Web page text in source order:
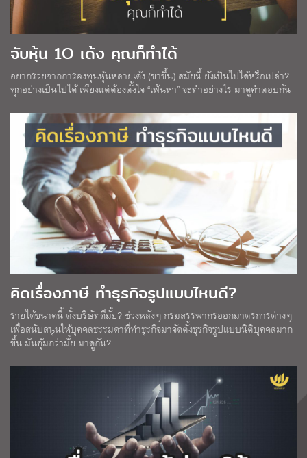
จับหุ้น 1O เด้ง คุณก็ทำได้
อยากรวยจากการลงทุนหุ้นหลายเด้ง (ขาขึ้น) สมัยนี้ ยังเป็นไปได้หรือเปล่า?
ทุกอย่างเป็นไปได้ เพียงแต่ต้องตั้งใจ “เฟ้นหา” จะทำอย่างไร มาดูคำตอบกัน
คิดเรื่องภาษี ทำธุรกิจรูปแบบไหนดี?
รายได้ขนาดนี้ ตั้งบริษัทดีมั้ย? ช่วงหลังๆ กรมสรรพากรออกมาตรการต่างๆ
เพื่อสนับสนุนให้บุคคลธรรมดาที่ทำธุรกิจมาจัดตั้งธุรกิจรูปแบบนิติบุคคลมาก
ขึ้น มันคุ้มกว่ามั้ย มาดูกัน?